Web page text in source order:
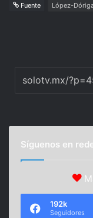
Fuente López-
Síguenos en
192k
Seguidores